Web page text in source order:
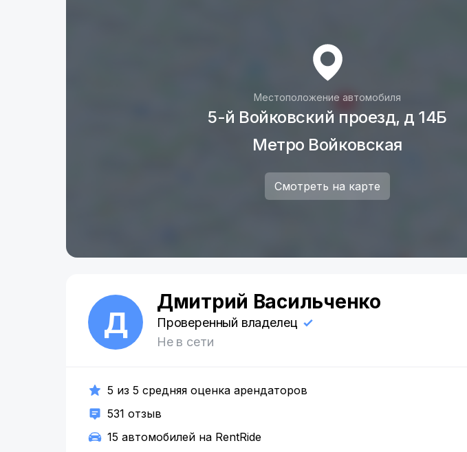
Местоположение автомобиля
5-й Войковский проезд, д 14Б
Метро Войковская
Смотреть на карте
Д
Дмитрий Васильченко
Проверенный владелец
Не в сети
5 из 5 средняя оценка арендаторов
531 отзыв
15 автомобилей на RentRide